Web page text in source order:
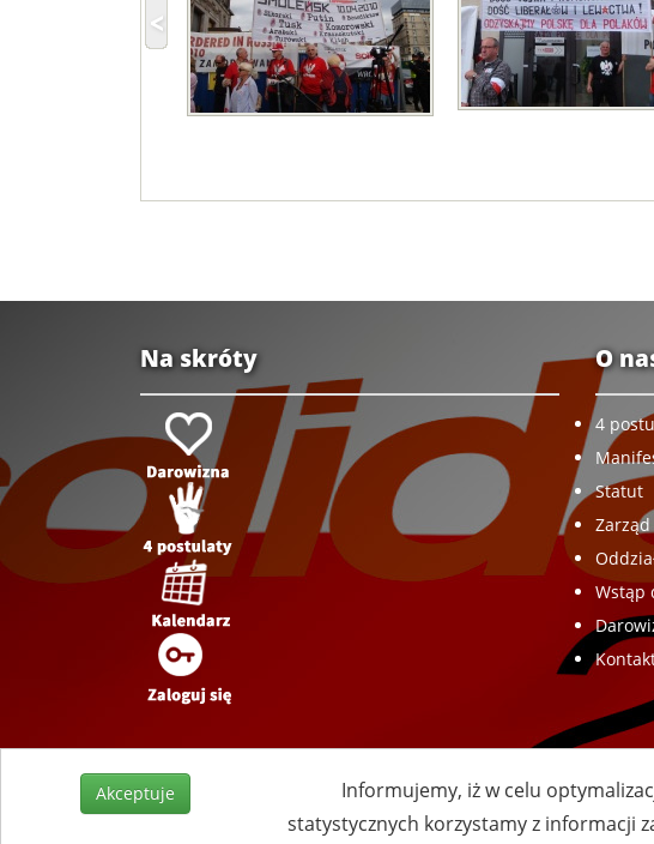
Na skróty O
4
Statut
Zarząd
Wstąp
Akceptuje
Informujemy, iż w celu
statystycznych korzystamy z informacji